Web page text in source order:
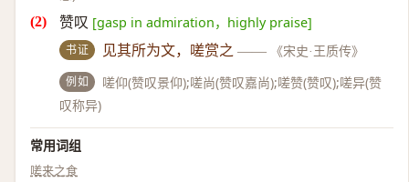
赞叹 [gasp in admiration，highly praise]
书证 见其所为文，嗟赏之 —— 《宋史·王质传》
例如
嗟仰(赞叹景仰);嗟尚(赞叹嘉尚);嗟赞(赞叹);嗟异(赞
叹称异)
常用词组
嗟来之食